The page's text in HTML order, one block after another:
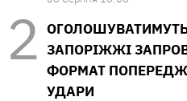
ЗАПОРІЖЖІ
ФОРМАТ
УДАРИ